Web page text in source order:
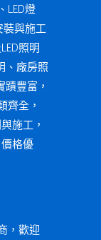
LED燈
裝與施工
照明
、廠房照
豐富，
齊全，
施工，
格優
，歡迎